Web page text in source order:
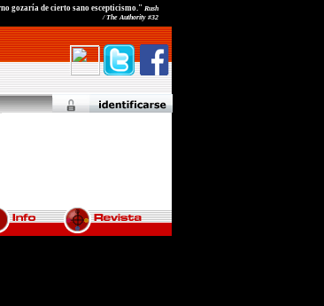
gozaría de cierto sano escepticismo." Rush
/ The Authority #32